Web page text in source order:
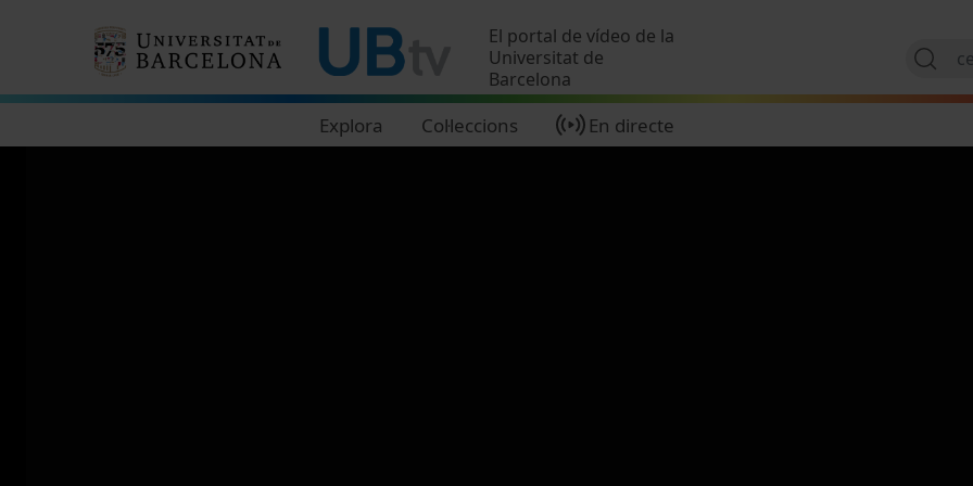
El portal de vídeo de la
Universitat de
Barcelona
Explora Col·leccions En directe